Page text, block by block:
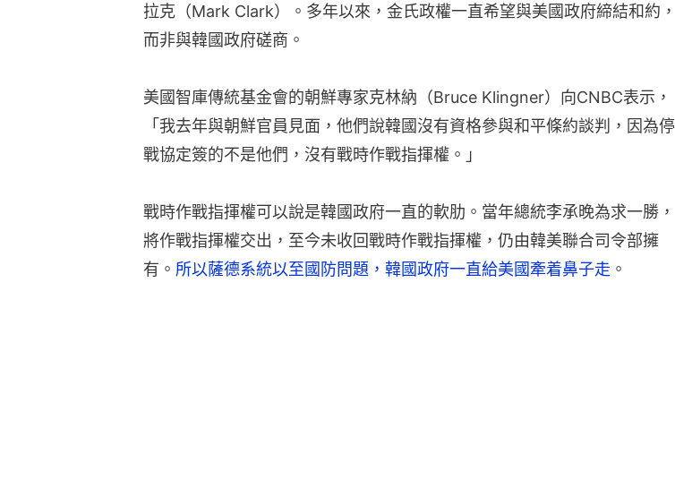
拉克（Mark Clark）。多年以來，金氏政權一直希望與美國政府締結和約，
而非與韓國政府磋商。
美國智庫傳統基金會的朝鮮專家克林納（Bruce Klingner）向CNBC表示，
「我去年與朝鮮官員見面，他們說韓國沒有資格參與和平條約談判，因為停
戰協定簽的不是他們，沒有戰時作戰指揮權。」
戰時作戰指揮權可以說是韓國政府一直的軟肋。當年總統李承晚為求一勝，
將作戰指揮權交出，至今未收回戰時作戰指揮權，仍由韓美聯合司令部擁
有。 所以薩德系統以至國防問題，韓國政府一直給美國牽着鼻子走 。